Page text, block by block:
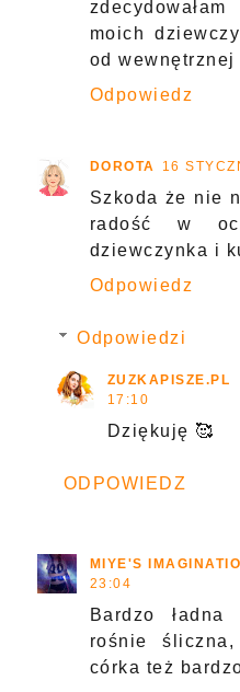
moich
od wewnętrznej
Odpowiedz
DOROTA 16
Szkoda że nie
radość w
dziewczynka i
Odpowiedz
Odpowiedzi
ZUZKAPISZE.PL
17:10
Dziękuję 🥰
ODPOWIEDZ
MIYE'S
23:04
Bardzo
rośnie
córka też